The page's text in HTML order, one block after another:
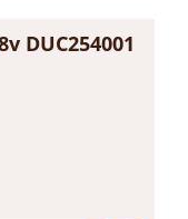
DUC254001